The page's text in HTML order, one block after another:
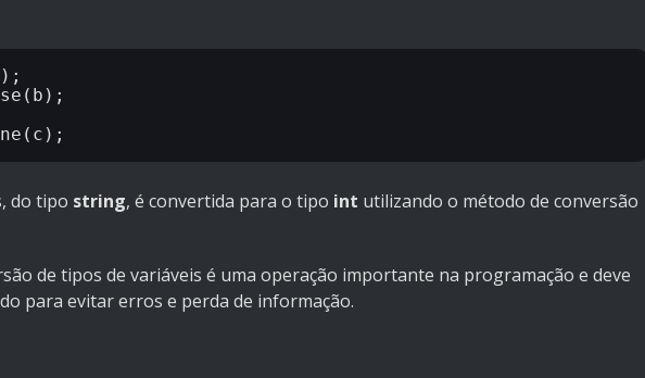
do tipo string, é convertida para o tipo int utilizando o método de conversão
de tipos de variáveis é uma operação importante na programação e deve
para evitar erros e perda de informação.